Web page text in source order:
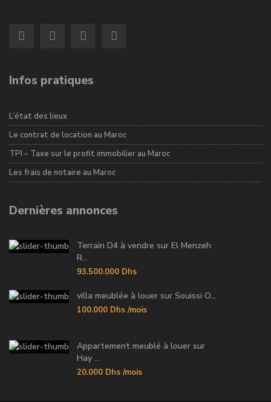
Infos pratiques
L’état des lieux
Le contrat de location au Maroc
TPI – Taxe sur le profit immobilier au Maroc
Les frais de notaire au Maroc
Dernières annonces
Terrain D4 à vendre sur El Menzeh
R...
93.500.000 Dhs
villa meublée à louer sur Souissi O...
100.000 Dhs /mois
Appartement meublé à louer sur
Hay ...
20.000 Dhs /mois